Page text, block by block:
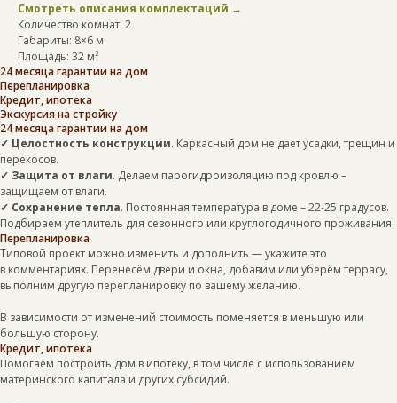
Смотреть описания комплектаций →
Количество комнат: 2
Габариты: 8×6 м
Площадь: 32 м²
24 месяца гарантии на дом
Перепланировка
Кредит, ипотека
Экскурсия на стройку
24 месяца гарантии на дом
✓ Целостность конструкции. Каркасный дом не дает усадки, трещин и
перекосов.
✓ Защита от влаги. Делаем парогидроизоляцию под кровлю –
защищаем от влаги.
✓ Сохранение тепла. Постоянная температура в доме – 22-25 градусов.
Подбираем утеплитель для сезонного или круглогодичного проживания.
Перепланировка
Типовой проект можно изменить и дополнить — укажите это
в комментариях. Перенесём двери и окна, добавим или уберём террасу,
выполним другую перепланировку по вашему желанию.
В зависимости от изменений стоимость поменяется в меньшую или
большую сторону.
Кредит, ипотека
Помогаем построить дом в ипотеку, в том числе с использованием
материнского капитала и других субсидий.